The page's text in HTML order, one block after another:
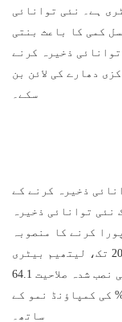
ہے۔ نئی توانائی
کمی کا باعث بنتی
ذخیرہ کرنے
دھارے کی لائن بن
سکے۔
ذخیرہ کرنے کے
پانچ سالہ منصوبے کے مطابق، 2030 تک نئی توانائی ذخیرہ
کرنے کا منصوبہ
ہے۔ یہ اندازہ لگایا گیا ہے کہ 2025 تک، لیتھیم بیٹری
توانائی ذخیرہ کرنے کی نئی نصب شدہ صلاحیت 64.1gwh تک پہنچنے
توقع ہے، اگلے پانچ سالوں میں 87% کی کمپاؤنڈ نمو کے
ساتھ۔